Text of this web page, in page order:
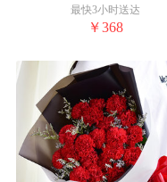
最快3小时送达
￥368